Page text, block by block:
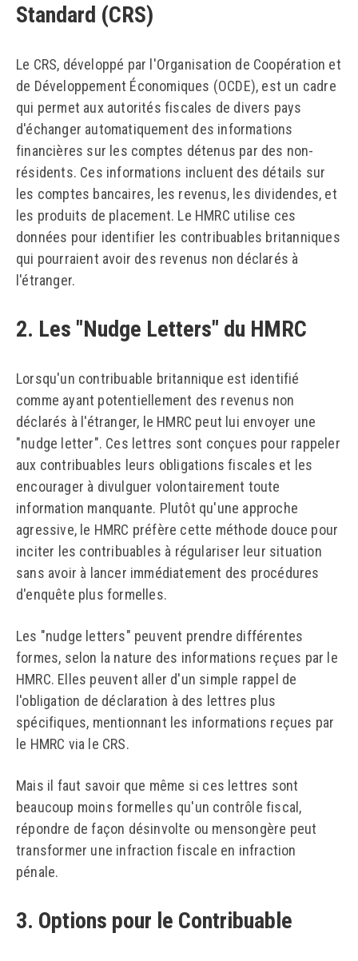
Standard (CRS)
Le CRS, développé par l'Organisation de Coopération et
de Développement Économiques (OCDE), est un cadre
qui permet aux autorités fiscales de divers pays
d'échanger automatiquement des informations
financières sur les comptes détenus par des non-
résidents. Ces informations incluent des détails sur
les comptes bancaires, les revenus, les dividendes, et
les produits de placement. Le HMRC utilise ces
données pour identifier les contribuables britanniques
qui pourraient avoir des revenus non déclarés à
l'étranger.
2. Les "Nudge Letters" du HMRC
Lorsqu'un contribuable britannique est identifié
comme ayant potentiellement des revenus non
déclarés à l'étranger, le HMRC peut lui envoyer une
"nudge letter". Ces lettres sont conçues pour rappeler
aux contribuables leurs obligations fiscales et les
encourager à divulguer volontairement toute
information manquante. Plutôt qu'une approche
agressive, le HMRC préfère cette méthode douce pour
inciter les contribuables à régulariser leur situation
sans avoir à lancer immédiatement des procédures
d'enquête plus formelles.
Les "nudge letters" peuvent prendre différentes
formes, selon la nature des informations reçues par le
HMRC. Elles peuvent aller d'un simple rappel de
l'obligation de déclaration à des lettres plus
spécifiques, mentionnant les informations reçues par
le HMRC via le CRS.
Mais il faut savoir que même si ces lettres sont
beaucoup moins formelles qu'un contrôle fiscal,
répondre de façon désinvolte ou mensongère peut
transformer une infraction fiscale en infraction
pénale.
3. Options pour le Contribuable